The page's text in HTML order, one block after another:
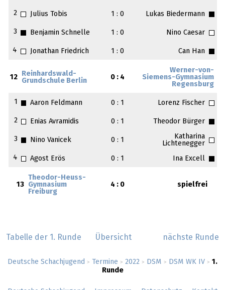
Deutsche Schachjugend > Termine > 2022 > DSM > DSM WK IV > 1.
Runde
2 Julius Tobis 1 : 0 Lukas Biedermann
3 Benjamin Schnelle 1 : 0 Nino Caesar
4 Jonathan Friedrich 1 : 0 Can Han
12
Reinhardswald-
Grundschule Berlin
0 : 4
Werner-von-
Siemens-Gymnasium
Regensburg
1 Aaron Feldmann 0 : 1 Lorenz Fischer
2 Enias Avramidis 0 : 1 Theodor Bürger
3 Nino Vanicek 0 : 1
Katharina
Lichtenegger
4
Agost Erös 0 : 1 Ina Excell
13
Theodor-Heuss-
Gymnasium
Freiburg
4 : 0 spielfrei
Tabelle der 1. Runde Übersicht nächste Runde